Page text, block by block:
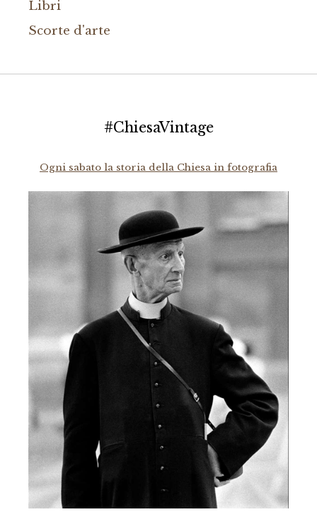
Libri
Scorte d'arte
#ChiesaVintage
Ogni sabato la storia della Chiesa in fotografia